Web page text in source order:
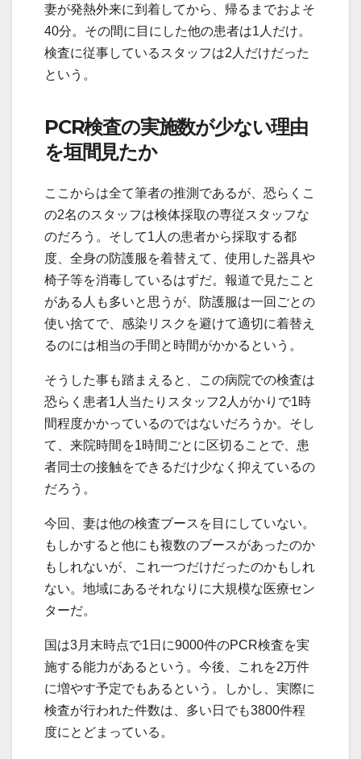
妻が発熱外来に到着してから、帰るまでおよそ
40分。その間に目にした他の患者は1人だけ。
検査に従事しているスタッフは2人だけだった
という。
PCR検査の実施数が少ない理由
を垣間見たか
ここからは全て筆者の推測であるが、恐らくこ
の2名のスタッフは検体採取の専従スタッフな
のだろう。そして1人の患者から採取する都
度、全身の防護服を着替えて、使用した器具や
椅子等を消毒しているはずだ。報道で見たこと
がある人も多いと思うが、防護服は一回ごとの
使い捨てで、感染リスクを避けて適切に着替え
るのには相当の手間と時間がかかるという。
そうした事も踏まえると、この病院での検査は
恐らく患者1人当たりスタッフ2人がかりで1時
間程度かかっているのではないだろうか。そし
て、来院時間を1時間ごとに区切ることで、患
者同士の接触をできるだけ少なく抑えているの
だろう。
今回、妻は他の検査ブースを目にしていない。
もしかすると他にも複数のブースがあったのか
もしれないが、これ一つだけだったのかもしれ
ない。地域にあるそれなりに大規模な医療セン
ターだ。
国は3月末時点で1日に9000件のPCR検査を実
施する能力があるという。今後、これを2万件
に増やす予定でもあるという。しかし、実際に
検査が行われた件数は、多い日でも3800件程
度にとどまっている。